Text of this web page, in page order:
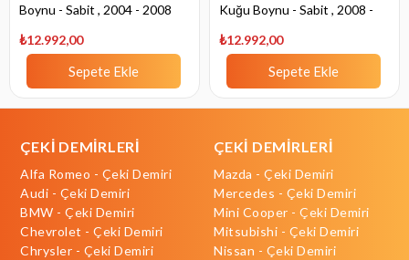
Boynu - Sabit , 2004 - 2008
₺12.992,00
Sepete Ekle
Kuğu Boynu - Sabit , 2008 -
₺12.992,00
Sepete Ekle
ÇEKİ DEMİRLERİ
Alfa Romeo - Çeki Demiri
Audi - Çeki Demiri
BMW - Çeki Demiri
Chevrolet - Çeki Demiri
Chrysler - Çeki Demiri
ÇEKİ DEMİRLERİ
Mazda - Çeki Demiri
Mercedes - Çeki Demiri
Mini Cooper - Çeki Demiri
Mitsubishi - Çeki Demiri
Nissan - Çeki Demiri